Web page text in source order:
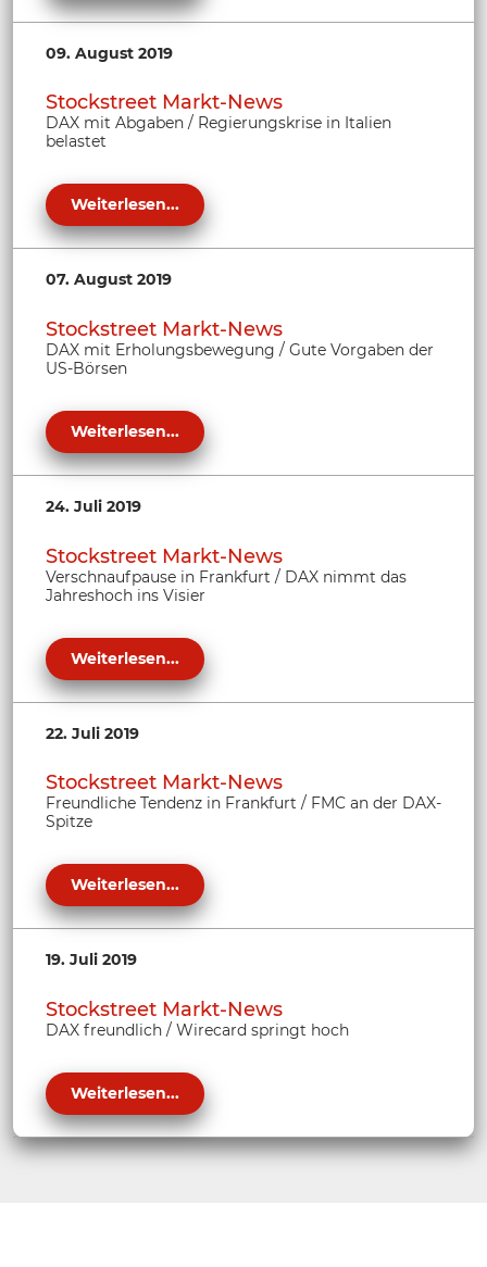
09. August 2019
Stockstreet Markt-News
DAX mit Abgaben / Regierungskrise in Italien
belastet
Weiterlesen...
07. August 2019
Stockstreet Markt-News
DAX mit Erholungsbewegung / Gute Vorgaben der
US-Börsen
Weiterlesen...
24. Juli 2019
Stockstreet Markt-News
Verschnaufpause in Frankfurt / DAX nimmt das
Jahreshoch ins Visier
Weiterlesen...
22. Juli 2019
Stockstreet Markt-News
Freundliche Tendenz in Frankfurt / FMC an der DAX-
Spitze
Weiterlesen...
19. Juli 2019
Stockstreet Markt-News
DAX freundlich / Wirecard springt hoch
Weiterlesen...